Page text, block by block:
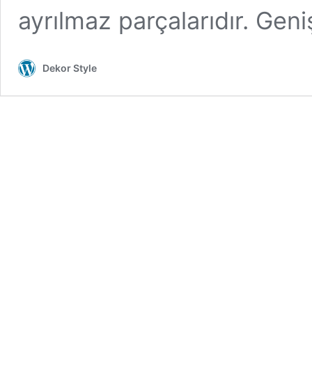
ayrılmaz parçalarıdır.
Dekor Style